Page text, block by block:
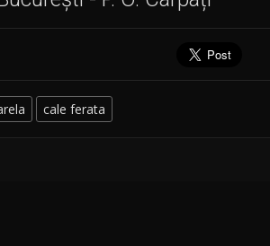
cale ferata